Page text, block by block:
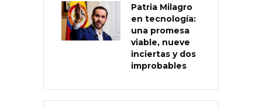
Patria Milagro
en tecnología:
una promesa
viable, nueve
inciertas y dos
improbables